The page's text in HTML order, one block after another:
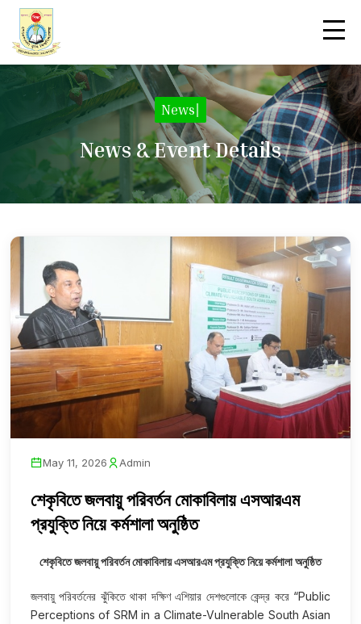
News
News & Event Details
May 11, 2026 Admin
শেকৃবিতে জলবায়ু পরিবর্তন মোকাবিলায় এসআরএম
প্রযুক্তি নিয়ে কর্মশালা অনুষ্ঠিত
শেকৃবিতে জলবায়ু পরিবর্তন মোকাবিলায় এসআরএম প্রযুক্তি নিয়ে কর্মশালা অনুষ্ঠিত
জলবায়ু পরিবর্তনের ঝুঁকিতে থাকা দক্ষিণ এশিয়ার দেশগুলোকে কেন্দ্র করে “Public
Perceptions of SRM in a Climate-Vulnerable South Asian